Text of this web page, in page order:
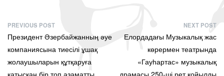
PREVIOUS POST
Президент Әзербайжанның әуе
компаниясына тиесілі ұшақ
жолаушыларын құтқаруға
қатысқан бір топ азаматты
NEXT POST
Елордадағы Музыкалық жас
көрермен театрында
«Гауһартас» музыкалық
драмасы 250-ші рет қойылды